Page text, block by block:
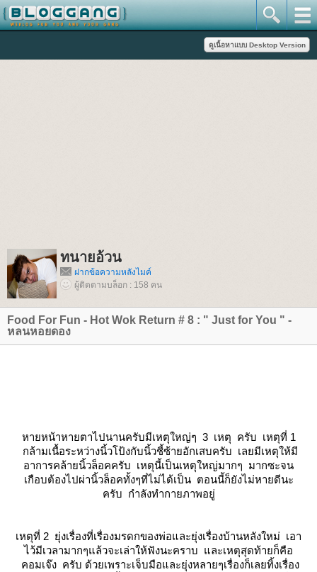
ทนายอ้วน
ฝากข้อความหลังไมค์
ผู้ติดตามบล็อก : 158 คน
Food For Fun - Hot Wok Return # 8 : " Just for You " -
หลนหอยดอง
หายหน้าหายตาไปนานครับมีเหตุใหญ่ๆ 3 เหตุ ครับ เหตุที่ 1
กล้ามเนื้อระหว่างนิ้วโป้งกับนิ้วชี้ซ้ายอักเสบครับ เลยมีเหตุให้มี
อาการคล้ายนิ้วล็อคครับ เหตุนี้เป็นเหตุใหญ่มากๆ มากซะจน
เกือบต้องไปผ่านิ้วล็อคทั้งๆที่ไม่ได้เป็น ตอนนี้ก็ยังไม่หายดีนะ
ครับ กำลังทำกายภาพอยู่
เหตุที่ 2 ยุ่งเรื่องที่เรื่องมรดกของพ่อและยุ่งเรื่องบ้านหลังใหม่ เอา
ไว้มีเวลามากๆแล้วจะเล่าให้ฟังนะคราบ และเหตุสุดท้ายก็คือ
คอมเจ๊ง ครับ ด้วยเพราะเจ็บมือและยุ่งหลายๆเรื่องก็เลยทิ้งเรื่อง